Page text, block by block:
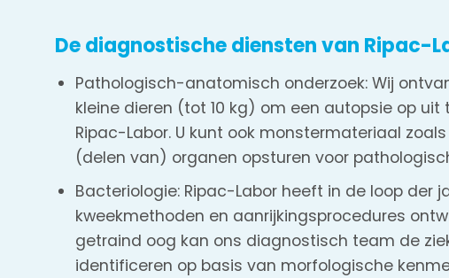
De diagnostische diensten van Ripac-
Pathologisch-anatomisch onderzoek: Wij
kleine dieren (tot 10 kg) om een ​​autopsie op uit
Ripac-Labor. U kunt ook monstermateriaal
(delen van) organen opsturen voor
Bacteriologie: Ripac-Labor heeft in de loop der
kweekmethoden en aanrijkingsprocedures
getraind oog kan ons diagnostisch team de
identificeren op basis van morfologische